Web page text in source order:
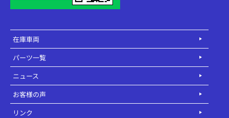
在庫車両
パーツ一覧
ニュース
お客様の声
リンク